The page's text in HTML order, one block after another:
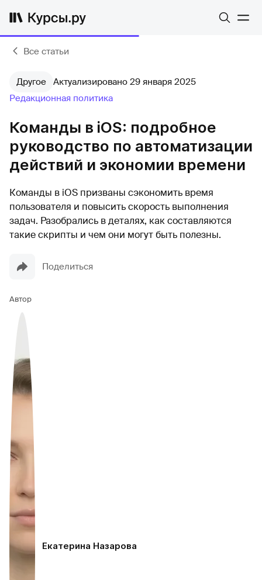
Все статьи
Другое Актуализировано 29 января 2025
Редакционная политика
Команды в iOS: подробное
руководство по автоматизации
действий и экономии времени
Команды в iOS призваны сэкономить время
пользователя и повысить скорость выполнения
задач. Разобрались в деталях, как составляются
такие скрипты и чем они могут быть полезны.
Поделиться
Автор
Екатерина Назарова